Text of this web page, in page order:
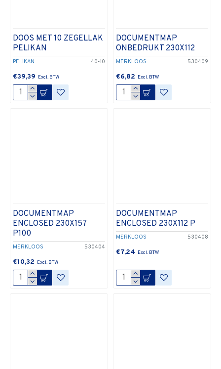
PELIKAN 40-10
DOOS MET 10 ZEGELLAK
PELIKAN
€39,39
MERKLOOS 530409
DOCUMENTMAP
ONBEDRUKT 230X112
€6,82
MERKLOOS 530404
DOCUMENTMAP
ENCLOSED 230X157
P100
€10,32
MERKLOOS 530408
DOCUMENTMAP
ENCLOSED 230X112 P
€7,24